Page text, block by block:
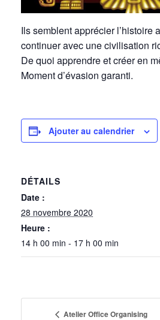
Ils semblent apprécier l’histoire
continuer avec une civilisation
De quoi apprendre et créer en
Moment d’évasion garanti.
Ajouter au calendrier
DÉTAILS
Date :
28 novembre 2020
Heure :
14 h 00 min - 17 h 00 min
Atelier Office Organising